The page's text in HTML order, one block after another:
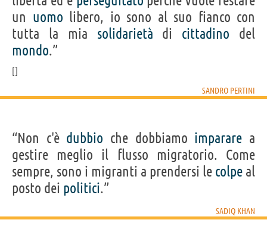
un uomo libero, io sono al suo fianco con
tutta la mia solidarietà di cittadino del
mondo.”
SANDRO PERTINI
“Non c'è dubbio che dobbiamo imparare a
gestire meglio il flusso migratorio. Come
sempre, sono i migranti a prendersi le colpe al
posto dei politici.”
SADIQ KHAN